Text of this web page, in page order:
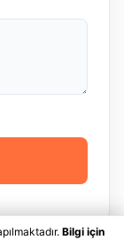
Bilgi için